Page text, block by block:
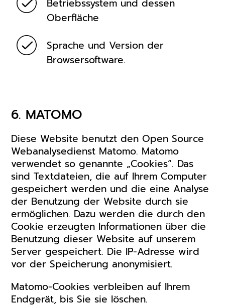
Betriebssystem und dessen
Oberfläche
Sprache und Version der
Browsersoftware.
6. MATOMO
Diese Website benutzt den Open Source
Webanalysedienst Matomo. Matomo
verwendet so genannte „Cookies“. Das
sind Textdateien, die auf Ihrem Computer
gespeichert werden und die eine Analyse
der Benutzung der Website durch sie
ermöglichen. Dazu werden die durch den
Cookie erzeugten Informationen über die
Benutzung dieser Website auf unserem
Server gespeichert. Die IP-Adresse wird
vor der Speicherung anonymisiert.
Matomo-Cookies verbleiben auf Ihrem
Endgerät, bis Sie sie löschen.